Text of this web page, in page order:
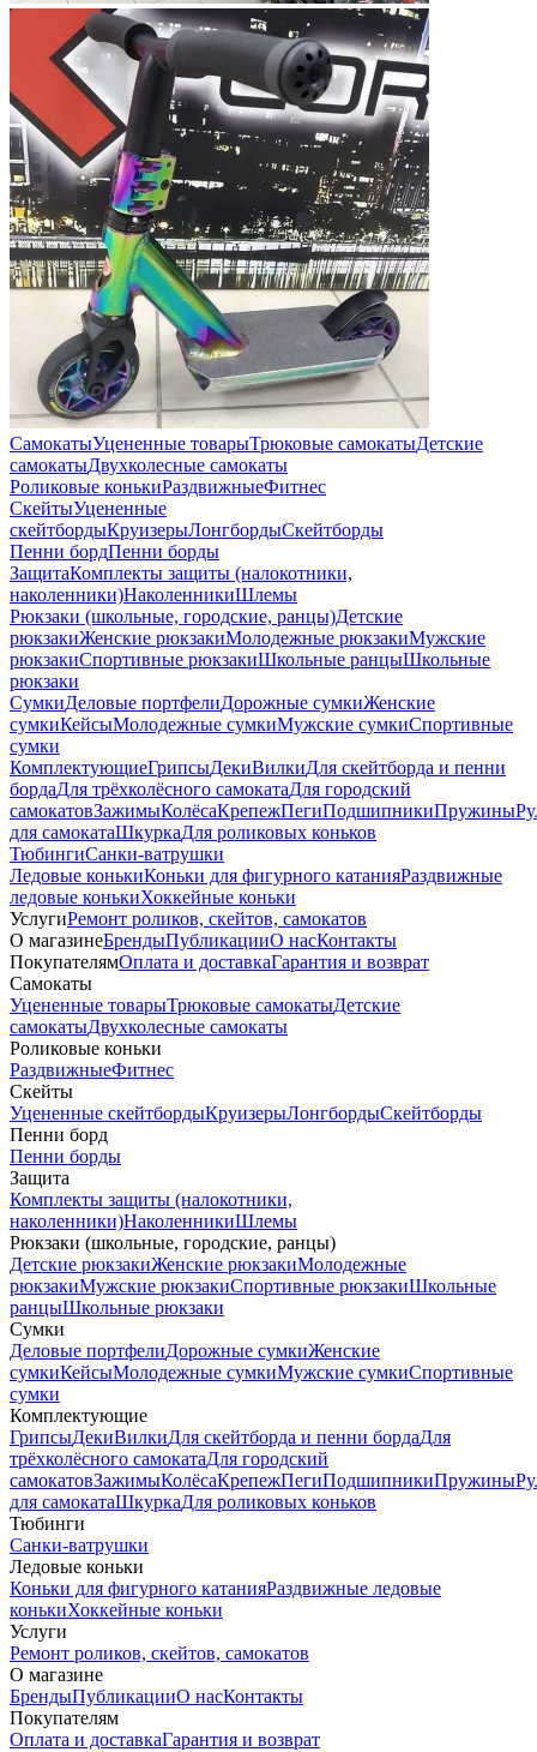
СамокатыУцененные товарыТрюковые самокатыДетские
самокатыДвухколесные самокаты
Роликовые конькиРаздвижныеФитнес
СкейтыУцененные
скейтбордыКруизерыЛонгбордыСкейтборды
Пенни бордПенни борды
ЗащитаКомплекты защиты (налокотники,
наколенники)НаколенникиШлемы
Рюкзаки (школьные, городские, ранцы)Детские
рюкзакиЖенские рюкзакиМолодежные рюкзакиМужские
рюкзакиСпортивные рюкзакиШкольные ранцыШкольные
рюкзаки
СумкиДеловые портфелиДорожные сумкиЖенские
сумкиКейсыМолодежные сумкиМужские сумкиСпортивные
сумки
КомплектующиеГрипсыДекиВилкиДля скейтборда и пенни
бордаДля трёхколёсного самокатаДля городский
самокатовЗажимыКолёсаКрепежПегиПодшипникиПружины
для самокатаШкуркаДля роликовых коньков
ТюбингиСанки-ватрушки
Ледовые конькиКоньки для фигурного катанияРаздвижные
ледовые конькиХоккейные коньки
УслугиРемонт роликов, скейтов, самокатов
О магазинеБрендыПубликацииО насКонтакты
ПокупателямОплата и доставкаГарантия и возврат
Самокаты
Уцененные товарыТрюковые самокатыДетские
самокатыДвухколесные самокаты
Роликовые коньки
РаздвижныеФитнес
Скейты
Уцененные скейтбордыКруизерыЛонгбордыСкейтборды
Пенни борд
Пенни борды
Защита
Комплекты защиты (налокотники,
наколенники)НаколенникиШлемы
Рюкзаки (школьные, городские, ранцы)
Детские рюкзакиЖенские рюкзакиМолодежные
рюкзакиМужские рюкзакиСпортивные рюкзакиШкольные
ранцыШкольные рюкзаки
Сумки
Деловые портфелиДорожные сумкиЖенские
сумкиКейсыМолодежные сумкиМужские сумкиСпортивные
сумки
Комплектующие
ГрипсыДекиВилкиДля скейтборда и пенни бордаДля
трёхколёсного самокатаДля городский
самокатовЗажимыКолёсаКрепежПегиПодшипникиПружины
для самокатаШкуркаДля роликовых коньков
Тюбинги
Санки-ватрушки
Ледовые коньки
Коньки для фигурного катанияРаздвижные ледовые
конькиХоккейные коньки
Услуги
Ремонт роликов, скейтов, самокатов
О магазине
БрендыПубликацииО насКонтакты
Покупателям
Оплата и доставкаГарантия и возврат